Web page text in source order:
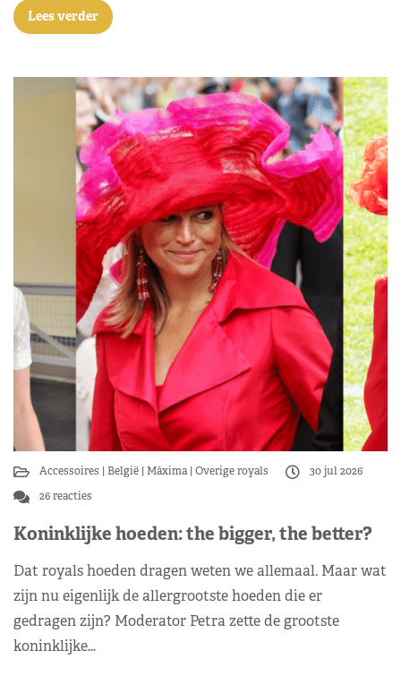
Lees verder
Accessoires België Máxima Overige royals
30 jul 2026
26 reacties
Koninklijke hoeden: the bigger, the better?
Dat royals hoeden dragen weten we allemaal. Maar wat
zijn nu eigenlijk de allergrootste hoeden die er
gedragen zijn? Moderator Petra zette de grootste
koninklijke…